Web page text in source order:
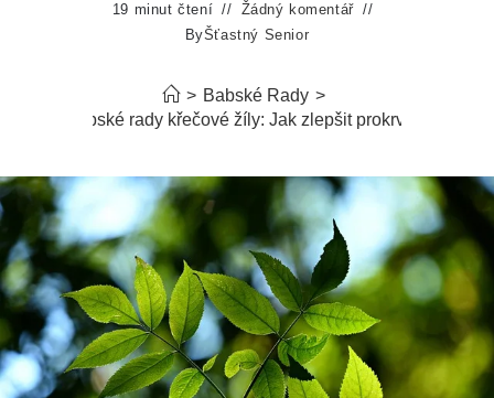
19 minut čtení
Žádný komentář
ByŠťastný Senior
> Babské Rady >
Babské rady křečové žíly: Jak zlepšit prokrvení